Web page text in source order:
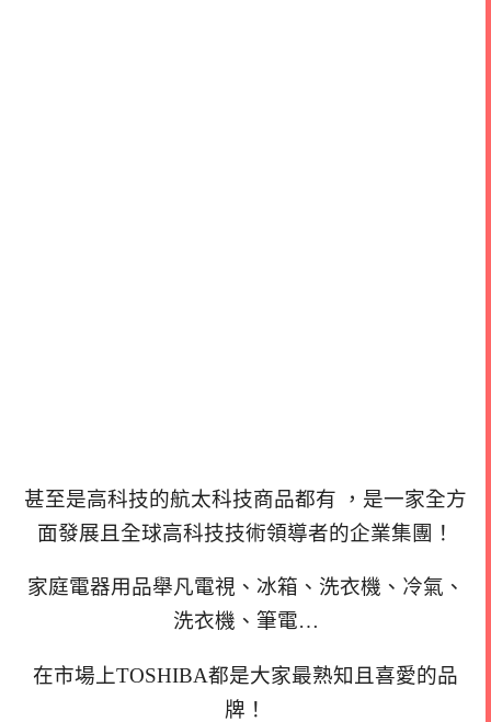
甚至是高科技的航太科技商品都有 ，是一家全方
面發展且全球高科技技術領導者的企業集團！
家庭電器用品舉凡電視、冰箱、洗衣機、冷氣、
洗衣機、筆電…
在市場上TOSHIBA都是大家最熟知且喜愛的品
牌！